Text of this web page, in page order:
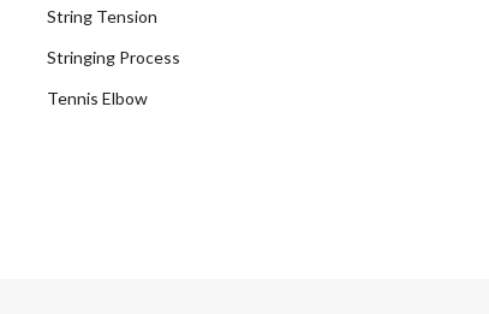
String Tension
Stringing Process
Tennis Elbow